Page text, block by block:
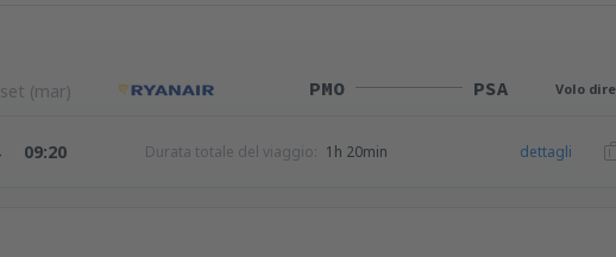
(mar) PMO PSA Volo
09:20 Durata totale del viaggio: 1h 20min dettagli